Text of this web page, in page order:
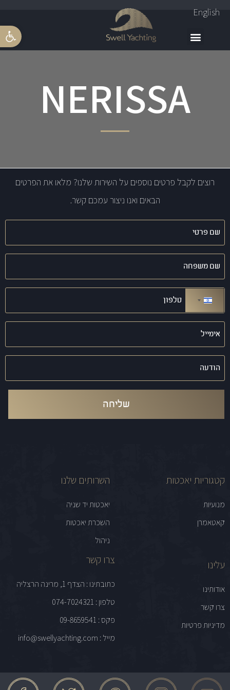
פתח
English
NERISSA
רוצים לקבל פרטים נוספים על השירות שלנו? מלאו את הפרטים
הבאים ואנו ניצור עמכם קשר.
שם
פרטי
שם
משפחה
טלפון
(חובה)
ישראל +972
אימייל
(חובה)
הודעה
קטגוריות יאכטות
מנועיות
קאטאמרן
השרותים שלנו
יאכטות יד שניה
השכרת יאכטות
ניהול
עלינו
אודותינו
צרו קשר
מדיניות פרטיות
צרו קשר
כתובתינו : הצדף 1, מרינה הרצליה
טלפון : 074-7024321
פקס : 09-8659541
מייל : info@swellyachting.com